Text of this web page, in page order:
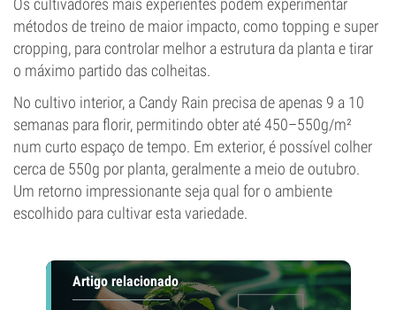
Os cultivadores mais experientes podem experimentar
métodos de treino de maior impacto, como topping e super
cropping, para controlar melhor a estrutura da planta e tirar
o máximo partido das colheitas.
No cultivo interior, a Candy Rain precisa de apenas 9 a 10
semanas para florir, permitindo obter até 450–550g/m²
num curto espaço de tempo. Em exterior, é possível colher
cerca de 550g por planta, geralmente a meio de outubro.
Um retorno impressionante seja qual for o ambiente
escolhido para cultivar esta variedade.
Artigo relacionado